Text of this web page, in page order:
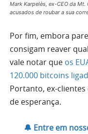
Mark Karpelès, ex-CEO da
acusados de roubar a sua
Por fim, embora
consigam reaver
vale notar que os
120.000 bitcoins
Portanto, ex-
de esperança.
🔔 Entre em